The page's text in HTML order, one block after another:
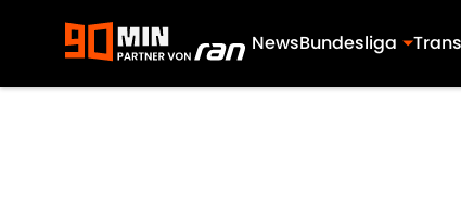
NewsBundesliga